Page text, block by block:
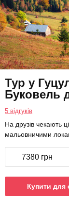
Тур у
Буковель
5 відгуків
На друзів чекають
мальовничими
7380 грн
Купити для